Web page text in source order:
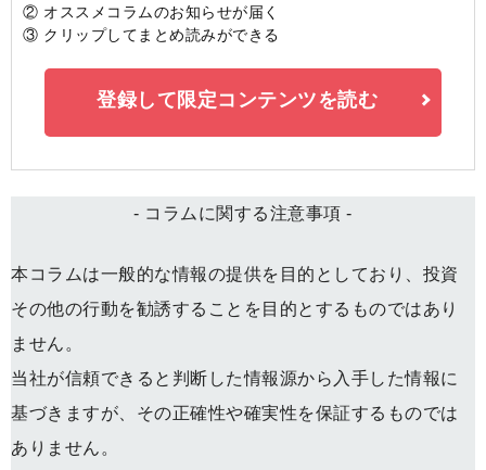
② オススメコラムのお知らせが届く
③ クリップしてまとめ読みができる
登録して限定コンテンツを読む
- コラムに関する注意事項 -
本コラムは一般的な情報の提供を目的としており、投資
その他の行動を勧誘することを目的とするものではあり
ません。
当社が信頼できると判断した情報源から入手した情報に
基づきますが、その正確性や確実性を保証するものでは
ありません。